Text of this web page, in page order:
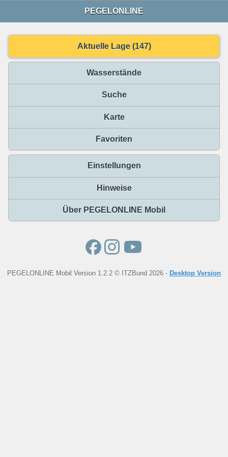
PEGELONLINE
Aktuelle Lage (147)
Wasserstände
Suche
Karte
Favoriten
Einstellungen
Hinweise
Über PEGELONLINE Mobil
PEGELONLINE Mobil Version 1.2.2 © ITZBund 2026 - Desktop Version